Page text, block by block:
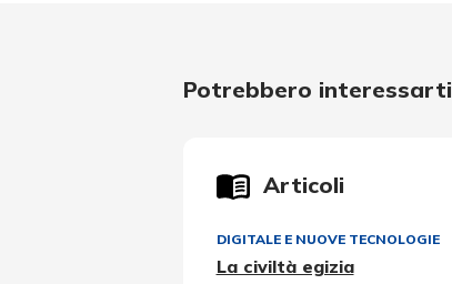
Potrebbero interessarti
Articoli
DIGITALE E NUOVE TECNOLOGIE
La civiltà egizia